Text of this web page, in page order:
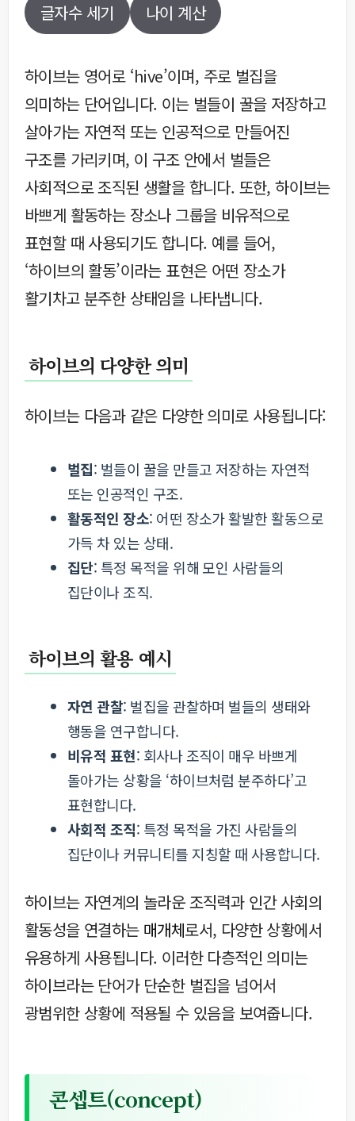
글자수 세기 나이 계산
하이브는 영어로 ‘hive’이며, 주로 벌집을
의미하는 단어입니다. 이는 벌들이 꿀을 저장하고
살아가는 자연적 또는 인공적으로 만들어진
구조를 가리키며, 이 구조 안에서 벌들은
사회적으로 조직된 생활을 합니다. 또한, 하이브는
바쁘게 활동하는 장소나 그룹을 비유적으로
표현할 때 사용되기도 합니다. 예를 들어,
‘하이브의 활동’이라는 표현은 어떤 장소가
활기차고 분주한 상태임을 나타냅니다.
하이브의 다양한 의미
하이브는 다음과 같은 다양한 의미로 사용됩니다:
벌집: 벌들이 꿀을 만들고 저장하는 자연적
또는 인공적인 구조.
활동적인 장소: 어떤 장소가 활발한 활동으로
가득 차 있는 상태.
집단: 특정 목적을 위해 모인 사람들의
집단이나 조직.
하이브의 활용 예시
자연 관찰: 벌집을 관찰하며 벌들의 생태와
행동을 연구합니다.
비유적 표현: 회사나 조직이 매우 바쁘게
돌아가는 상황을 ‘하이브처럼 분주하다’고
표현합니다.
사회적 조직: 특정 목적을 가진 사람들의
집단이나 커뮤니티를 지칭할 때 사용합니다.
하이브는 자연계의 놀라운 조직력과 인간 사회의
활동성을 연결하는 매개체로서, 다양한 상황에서
유용하게 사용됩니다. 이러한 다층적인 의미는
하이브라는 단어가 단순한 벌집을 넘어서
광범위한 상황에 적용될 수 있음을 보여줍니다.
콘셉트(concept)